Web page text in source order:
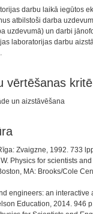
darbu laikā iegūtos
atbilstoši darba
uzdevumā) un darbi
laboratorijas darbu
vērtēšanas
un aizstāvēšana
Zvaigzne, 1992. 733
Physics for scientists
MA: Brooks/Cole
engineers: an interactive
Education, 2014. 946